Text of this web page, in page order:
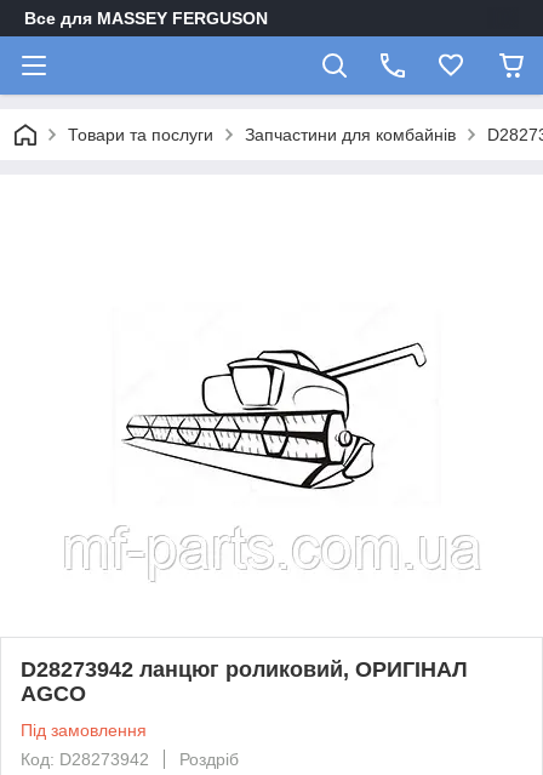
Все для MASSEY FERGUSON
Товари та послуги Запчастини для комбайнів
D28273942 ланцюг роликовий, ОРИГІНАЛ
AGCO
Під замовлення
Код: D28273942
Роздріб